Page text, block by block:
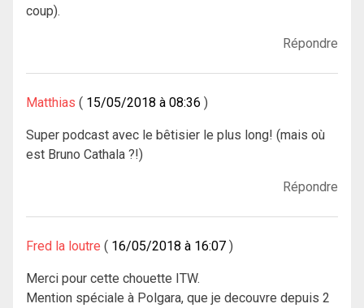
coup).
Répondre
Matthias 15/05/2018 à 08:36
Super podcast avec le bêtisier le plus long! (mais où
est Bruno Cathala ?!)
Répondre
Fred la loutre 16/05/2018 à 16:07
Merci pour cette chouette ITW.
Mention spéciale à Polgara, que je decouvre depuis 2